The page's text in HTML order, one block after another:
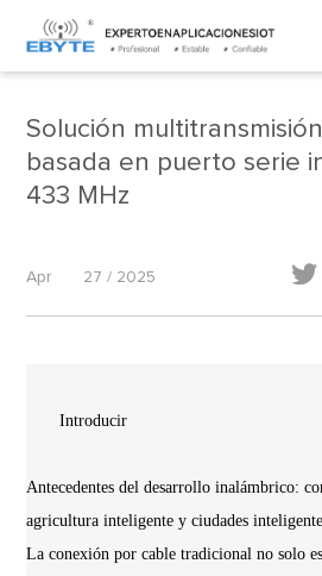
Home > Dinámica del producto
Solución
basada en puerto serie
433 MHz
Apr 27 / 2025 
Introducir
Antecedentes del desarrollo inalámbrico:
agricultura inteligente y ciudades
La conexión por cable tradicional no solo